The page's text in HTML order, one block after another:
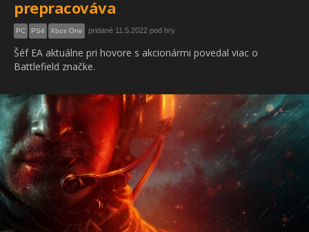
prepracováva
PC PS4 Xbox One pridané 11.5.2022 pod hry
Šéf EA aktuálne pri hovore s akcionármi povedal viac o
Battlefield značke.